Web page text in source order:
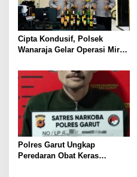
Cipta Kondusif, Polsek
Wanaraja Gelar Operasi Miras
Polres Garut Ungkap
Peredaran Obat Keras